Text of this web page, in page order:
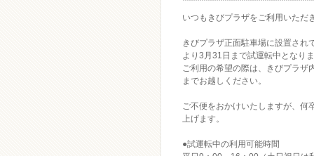
いつもきびプラザをご利用いただ
きびプラザ正面駐車場に設置され
より3月31日まで試運転中となり
ご利用の希望の際は、きびプラザ
までお越しください。
ご不便をおかけいたしますが、何
上げます。
●試運転中の利用可能時間